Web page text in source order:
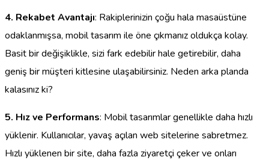
4. Rekabet Avantajı: Rakiplerinizin çoğu hala masaüstüne
odaklanmışsa, mobil tasarım ile öne çıkmanız oldukça kolay.
Basit bir değişiklikle, sizi fark edebilir hale getirebilir, daha
geniş bir müşteri kitlesine ulaşabilirsiniz. Neden arka planda
kalasınız ki?
5. Hız ve Performans: Mobil tasarımlar genellikle daha hızlı
yüklenir. Kullanıcılar, yavaş açılan web sitelerine sabretmez.
Hızlı yüklenen bir site, daha fazla ziyaretçi çeker ve onları